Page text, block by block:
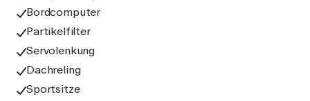
Bordcomputer
Partikelfilter
Servolenkung
Dachreling
Sportsitze